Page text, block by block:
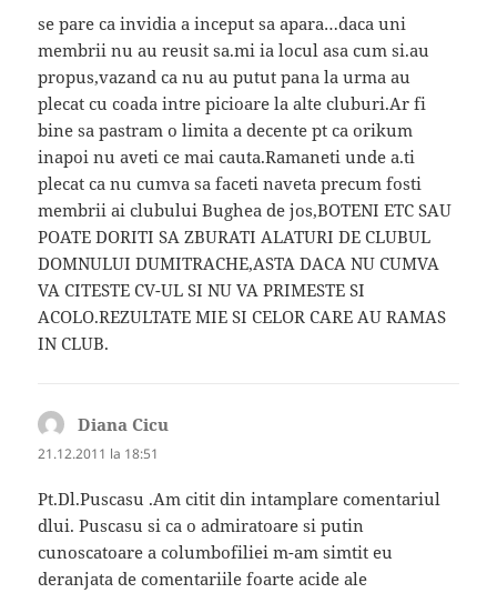
se pare ca invidia a inceput sa apara…daca uni
membrii nu au reusit sa.mi ia locul asa cum si.au
propus,vazand ca nu au putut pana la urma au
plecat cu coada intre picioare la alte cluburi.Ar fi
bine sa pastram o limita a decente pt ca orikum
inapoi nu aveti ce mai cauta.Ramaneti unde a.ti
plecat ca nu cumva sa faceti naveta precum fosti
membrii ai clubului Bughea de jos,BOTENI ETC SAU
POATE DORITI SA ZBURATI ALATURI DE CLUBUL
DOMNULUI DUMITRACHE,ASTA DACA NU CUMVA
VA CITESTE CV-UL SI NU VA PRIMESTE SI
ACOLO.REZULTATE MIE SI CELOR CARE AU RAMAS
IN CLUB.
Diana Cicu
21.12.2011 la 18:51
Pt.Dl.Puscasu .Am citit din intamplare comentariul
dlui. Puscasu si ca o admiratoare si putin
cunoscatoare a columbofiliei m-am simtit eu
deranjata de comentariile foarte acide ale